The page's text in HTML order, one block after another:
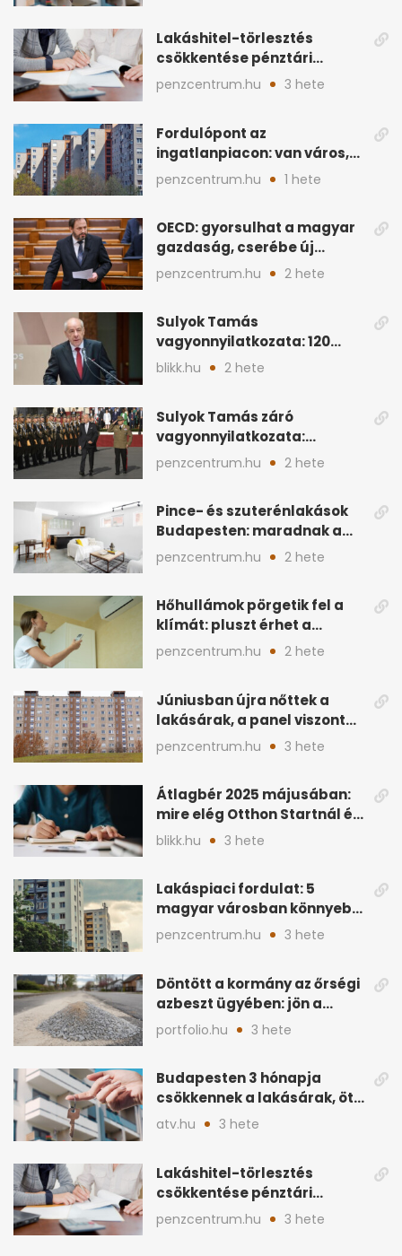
Lakáshitel-törlesztés
csökkentése pénztári
megtakarítással: így
működik
penzcentrum.hu 3 hete
Fordulópont az
ingatlanpiacon: van város,
ahol a vétel már olcsóbb
penzcentrum.hu 1 hete
OECD: gyorsulhat a magyar
gazdaság, cserébe új
ingatlanadó is felmerül
penzcentrum.hu 2 hete
Sulyok Tamás
vagyonnyilatkozata: 120
milliós megtakarítás, 5
blikk.hu 2 hete
Sulyok Tamás záró
vagyonnyilatkozata:
ingatlanok és
megtakarítások
penzcentrum.hu 2 hete
Pince- és szuterénlakások
Budapesten: maradnak a
szigorú szabályok
penzcentrum.hu 2 hete
Hőhullámok pörgetik fel a
klímát: pluszt érhet a
lakásban a hűtés
penzcentrum.hu 2 hete
Júniusban újra nőttek a
lakásárak, a panel viszont
lemaradt
penzcentrum.hu 3 hete
Átlagbér 2025 májusában:
mire elég Otthon Startnál és
hitelnél?
blikk.hu 3 hete
Lakáspiaci fordulat: 5
magyar városban könnyebb
lett lakást venni
penzcentrum.hu 3 hete
Döntött a kormány az őrségi
azbeszt ügyében: jön a
rendezés
portfolio.hu 3 hete
Budapesten 3 hónapja
csökkennek a lakásárak, öt
éve nem volt ilyen
atv.hu 3 hete
Lakáshitel-törlesztés
csökkentése pénztári
megtakarítással: így
működik
penzcentrum.hu 3 hete